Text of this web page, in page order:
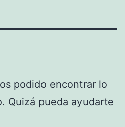
podido encontrar lo
Quizá pueda ayudarte